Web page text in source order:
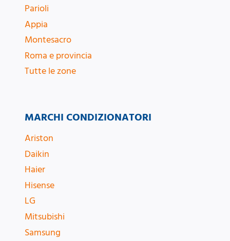
Parioli
Appia
Montesacro
Roma e provincia
Tutte le zone
MARCHI CONDIZIONATORI
Ariston
Daikin
Haier
Hisense
LG
Mitsubishi
Samsung